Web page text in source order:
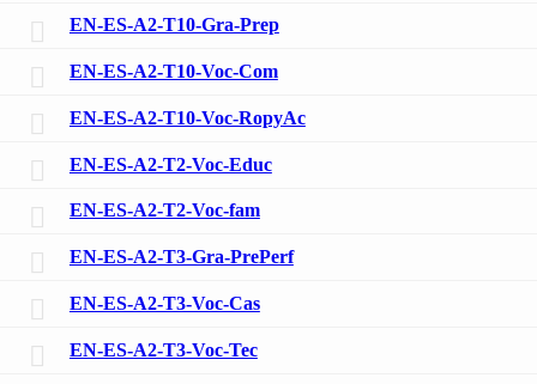
EN-ES-A2-T10-Gra-Prep
EN-ES-A2-T10-Voc-Com
EN-ES-A2-T10-Voc-RopyAc
EN-ES-A2-T2-Voc-Educ
EN-ES-A2-T2-Voc-fam
EN-ES-A2-T3-Gra-PrePerf
EN-ES-A2-T3-Voc-Cas
EN-ES-A2-T3-Voc-Tec